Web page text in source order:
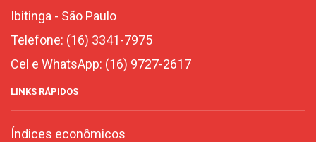
Ibitinga - São Paulo
Telefone: (16) 3341-7975
Cel e WhatsApp: (16) 9727-2617
LINKS RÁPIDOS
Índices econômicos